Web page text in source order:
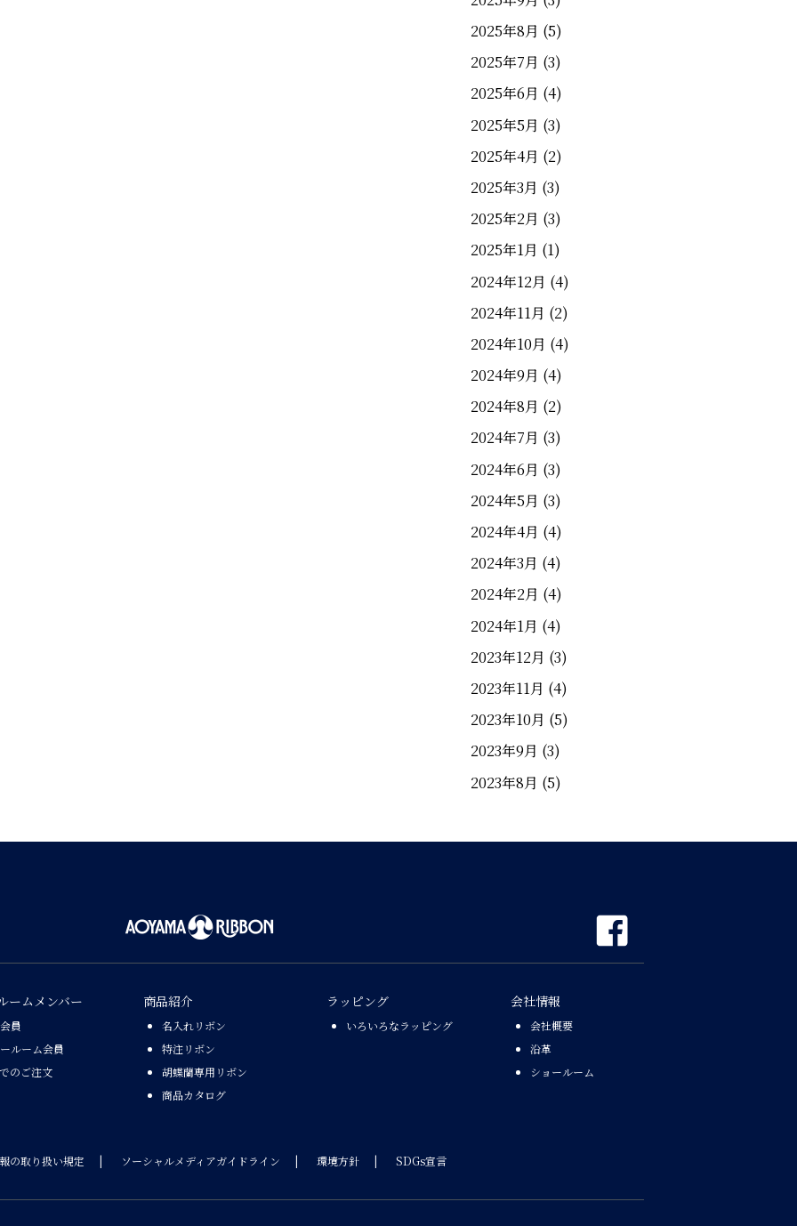
2025年8月 (5)
2025年7月 (3)
2025年6月 (4)
2025年5月 (3)
2025年4月 (2)
2025年3月 (3)
2025年2月 (3)
2025年1月 (1)
2024年12月 (4)
2024年11月 (2)
2024年10月 (4)
2024年9月 (4)
2024年8月 (2)
2024年7月 (3)
2024年6月 (3)
2024年5月 (3)
2024年4月 (4)
2024年3月 (4)
2024年2月 (4)
2024年1月 (4)
2023年12月 (3)
2023年11月 (4)
2023年10月 (5)
2023年9月 (3)
2023年8月 (5)
ームメンバー
員
ルーム会員
のご注文
商品紹介
名入れリボン
特注リボン
胡蝶蘭専用リボン
商品カタログ
ラッピング
いろいろなラッピング
会社情報
会社概要
沿革
ショールーム
の取り扱い規定 ソーシャルメディアガイドライン 環境方針 SDGs宣言